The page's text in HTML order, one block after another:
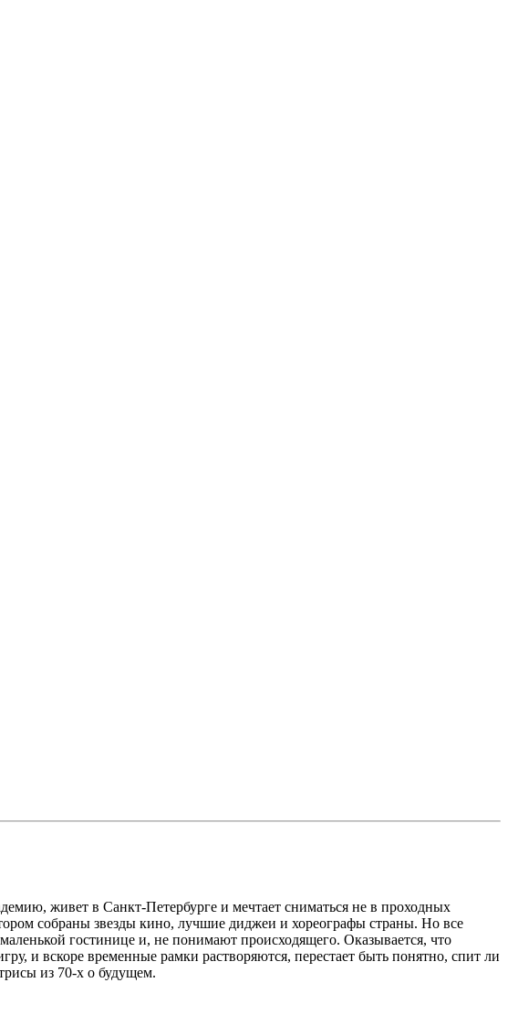
живет в Санкт-Петербурге и мечтает сниматься не в проходных
собраны звезды кино, лучшие диджеи и хореографы страны. Но все
гостинице и, не понимают происходящего. Оказывается, что
и вскоре временные рамки растворяются, перестает быть понятно, спит ли
из 70-х о будущем.